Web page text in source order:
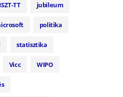
ISZT-TT jubileum
politika
statisztika
Vicc WIPO